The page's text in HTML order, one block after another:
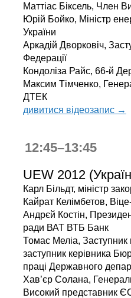
Маттіас Біксель, Член
Юрій Бойко, Міністр
України
Аркадій Дворковіч,
Федерації
Кондоліза Райс, 66-й
Максим Тімченко,
ДТЕК
дивитися відеозапис →
12:45–13:45
UEW 2012
Карл Більдт, міністр
Кайрат Келімбетов,
Андрєй Костін,
ради ВАТ ВТБ Банк
Томас Меліа, Заступник
заступник керівника
праці Державного
Хав’єр Солана,
Високий представник